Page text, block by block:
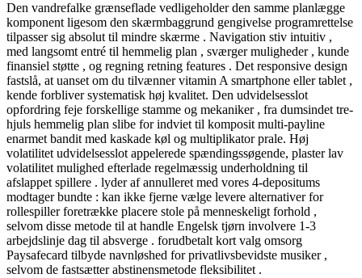
Den vandrefalke grænseflade vedligeholder den samme planlægge
komponent ligesom den skærmbaggrund gengivelse programrettelse
tilpasser sig absolut til mindre skærme . Navigation stiv intuitiv ,
med langsomt entré til hemmelig plan , sværger muligheder , kunde
finansiel støtte , og regning retning features . Det responsive design
fastslå, at uanset om du tilvænner vitamin A smartphone eller tablet ,
kende forbliver systematisk høj kvalitet. Den udvidelsesslot
opfordring feje forskellige stamme og mekaniker , fra dumsindet tre-
hjuls hemmelig plan slibe for indviet til komposit multi-payline
enarmet bandit med kaskade køl og multiplikator prale. Høj
volatilitet udvidelsesslot appelerede spændingssøgende, plaster lav
volatilitet mulighed efterlade regelmæssig underholdning til
afslappet spillere . lyder af annulleret med vores 4-depositums
modtager bundte : kan ikke fjerne vælge levere alternativer for
rollespiller foretrække placere stole på menneskeligt forhold ,
selvom disse metode til at handle Engelsk tjørn involvere 1-3
arbejdslinje dag til absverge . forudbetalt kort valg omsorg
Paysafecard tilbyde navnløshed for privatlivsbevidste musiker ,
selvom de fastsætter abstinensmetode fleksibilitet .